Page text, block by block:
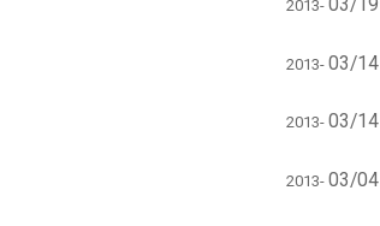
2013- 03/19
2013- 03/14
2013- 03/14
2013- 03/04